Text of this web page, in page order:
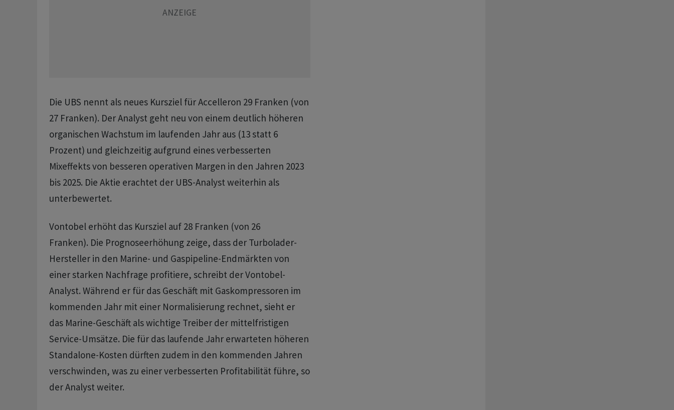
Die UBS nennt als neues Kursziel für Accelleron 29 Franken (von
27 Franken). Der Analyst geht neu von einem deutlich höheren
organischen Wachstum im laufenden Jahr aus (13 statt 6
Prozent) und gleichzeitig aufgrund eines verbesserten
Mixeffekts von besseren operativen Margen in den Jahren 2023
bis 2025. Die Aktie erachtet der UBS-Analyst weiterhin als
unterbewertet.
Vontobel erhöht das Kursziel auf 28 Franken (von 26
Franken). Die Prognoseerhöhung zeige, dass der Turbolader-
Hersteller in den Marine- und Gaspipeline-Endmärkten von
einer starken Nachfrage profitiere, schreibt der Vontobel-
Analyst. Während er für das Geschäft mit Gaskompressoren im
kommenden Jahr mit einer Normalisierung rechnet, sieht er
das Marine-Geschäft als wichtige Treiber der mittelfristigen
Service-Umsätze. Die für das laufende Jahr erwarteten höheren
Standalone-Kosten dürften zudem in den kommenden Jahren
verschwinden, was zu einer verbesserten Profitabilität führe, so
der Analyst weiter.